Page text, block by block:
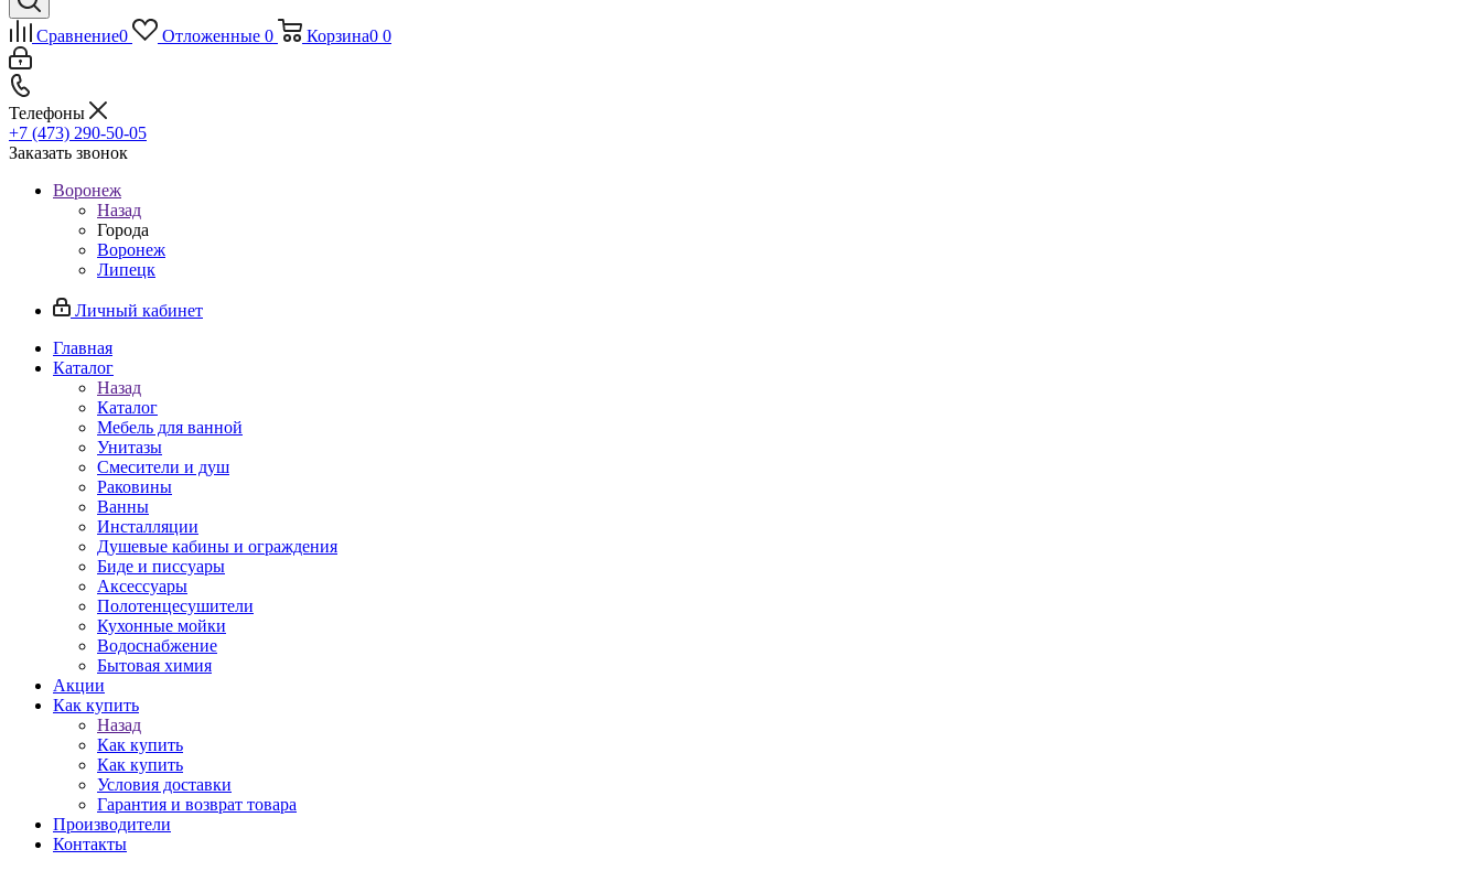
Сравнение0 Отложенные 0 Корзина0 0
Телефоны
+7 (473) 290-50-05
Заказать звонок
Воронеж
Назад
Города
Воронеж
Липецк
Личный кабинет
Главная
Каталог
Назад
Каталог
Мебель для ванной
Унитазы
Смесители и душ
Раковины
Ванны
Инсталляции
Душевые кабины и ограждения
Биде и писсуары
Аксессуары
Полотенцесушители
Кухонные мойки
Водоснабжение
Бытовая химия
Акции
Как купить
Назад
Как купить
Как купить
Условия доставки
Гарантия и возврат товара
Производители
Контакты